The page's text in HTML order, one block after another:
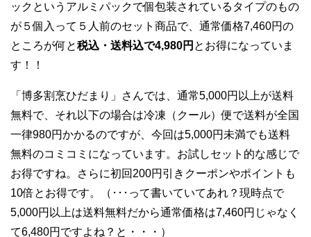
ックというアルミパックで個包装されているタイプのもの
が５個入って５人前のセット商品で、通常価格7,460円の
ところが何と税込・送料込で4,980円 とお得になっていま
す！！
「博多割烹ひだまり」さんでは、通常5,000円以上が送料
無料で、それ以下の場合は冷凍（クール）便で送料が全国
一律980円かかるのですが、今回は5,000円未満でも送料
無料のコミコミになっています。お試しセット的な感じで
お得ですね。さらに初回200円引きクーポンやポイントも
10倍とお得です。（･･･って書いていてあれ？現時点で
5,000円以上は送料無料だから通常価格は7,460円じゃなく
て6,480円ですよね？と・・・）